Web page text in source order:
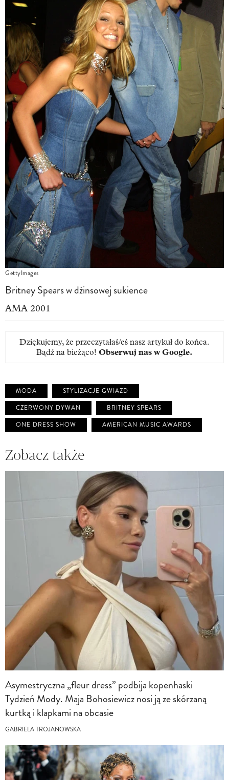
GettyImages
Britney Spears w dżinsowej sukience
AMA 2001
Dziękujemy, że przeczytałaś/eś nasz artykuł do końca.
Bądź na bieżąco! Obserwuj nas w Google.
MODA
STYLIZACJE GWIAZD
CZERWONY DYWAN
BRITNEY SPEARS
ONE DRESS SHOW
AMERICAN MUSIC AWARDS
Zobacz także
Asymestryczna „fleur dress” podbija kopenhaski
Tydzień Mody. Maja Bohosiewicz nosi ją ze skórzaną
kurtką i klapkami na obcasie
GABRIELA TROJANOWSKA